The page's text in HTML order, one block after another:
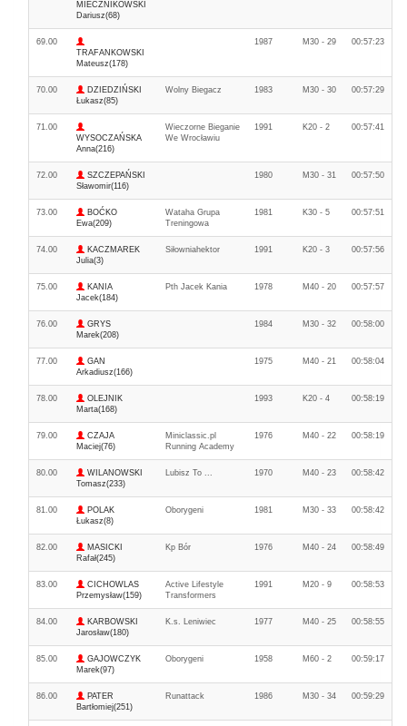
MIECZNIKOWSKI
Dariusz(68)
69.00
TRAFANKOWSKI
Mateusz(178)
1987 M30 - 29 00:57:23
70.00
DZIEDZIŃSKI
Łukasz(85)
Wolny Biegacz 1983 M30 - 30 00:57:29
71.00
WYSOCZAŃSKA
Anna(216)
Wieczorne Bieganie
We Wrocławiu
1991 K20 - 2 00:57:41
72.00
SZCZEPAŃSKI
Sławomir(116)
1980 M30 - 31 00:57:50
73.00
BOĆKO
Ewa(209)
Wataha Grupa
Treningowa
1981 K30 - 5 00:57:51
74.00
KACZMAREK
Julia(3)
Siłowniahektor 1991 K20 - 3 00:57:56
75.00
KANIA
Jacek(184)
Pth Jacek Kania 1978 M40 - 20 00:57:57
76.00
GRYS
Marek(208)
1984 M30 - 32 00:58:00
77.00
GAN
Arkadiusz(166)
1975 M40 - 21 00:58:04
78.00
OLEJNIK
Marta(168)
1993 K20 - 4 00:58:19
79.00
CZAJA
Maciej(76)
Miniclassic.pl
Running Academy
1976 M40 - 22 00:58:19
80.00
WILANOWSKI
Tomasz(233)
Lubisz To ... 1970 M40 - 23 00:58:42
81.00
POLAK
Łukasz(8)
Oborygeni 1981 M30 - 33 00:58:42
82.00
MASICKI
Rafał(245)
Kp Bór 1976 M40 - 24 00:58:49
83.00
CICHOWLAS
Przemysław(159)
Active Lifestyle
Transformers
1991 M20 - 9 00:58:53
84.00
KARBOWSKI
Jarosław(180)
K.s. Leniwiec 1977 M40 - 25 00:58:55
85.00
GAJOWCZYK
Marek(97)
Oborygeni 1958 M60 - 2 00:59:17
86.00
PATER
Bartłomiej(251)
Runattack 1986 M30 - 34 00:59:29